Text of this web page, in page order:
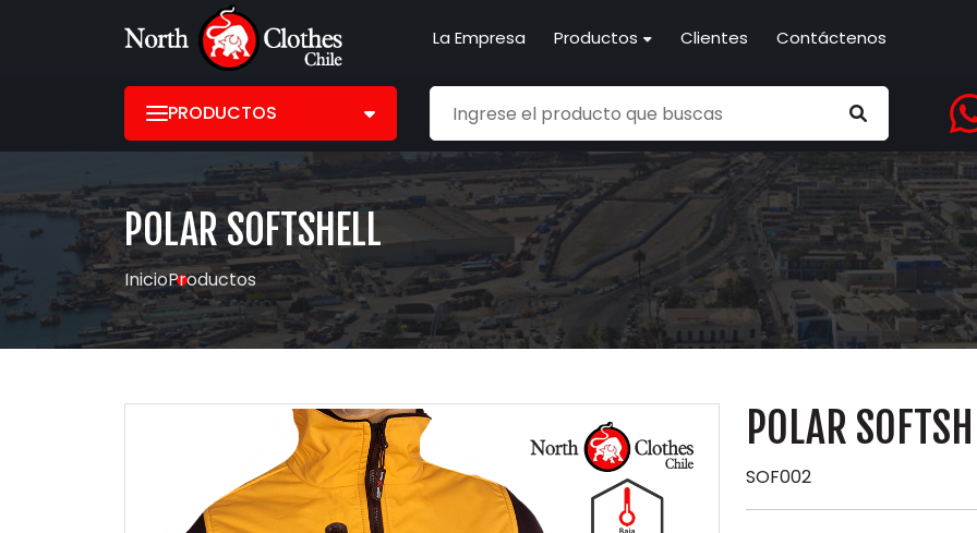
La Empresa Productos Clientes Contáctenos
PRODUCTOS
POLAR SOFTSHELL
InicioProductos
POLAR
SOF002